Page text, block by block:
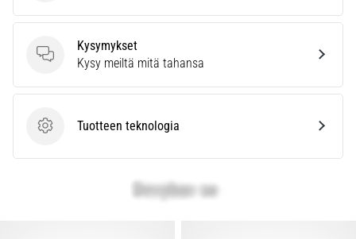
Kysymykset
Kysymykset
Kysy meiltä mitä tahansa
Tuotteen teknologia
Tuotteen teknologia